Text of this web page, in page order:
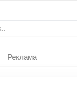
Реклама